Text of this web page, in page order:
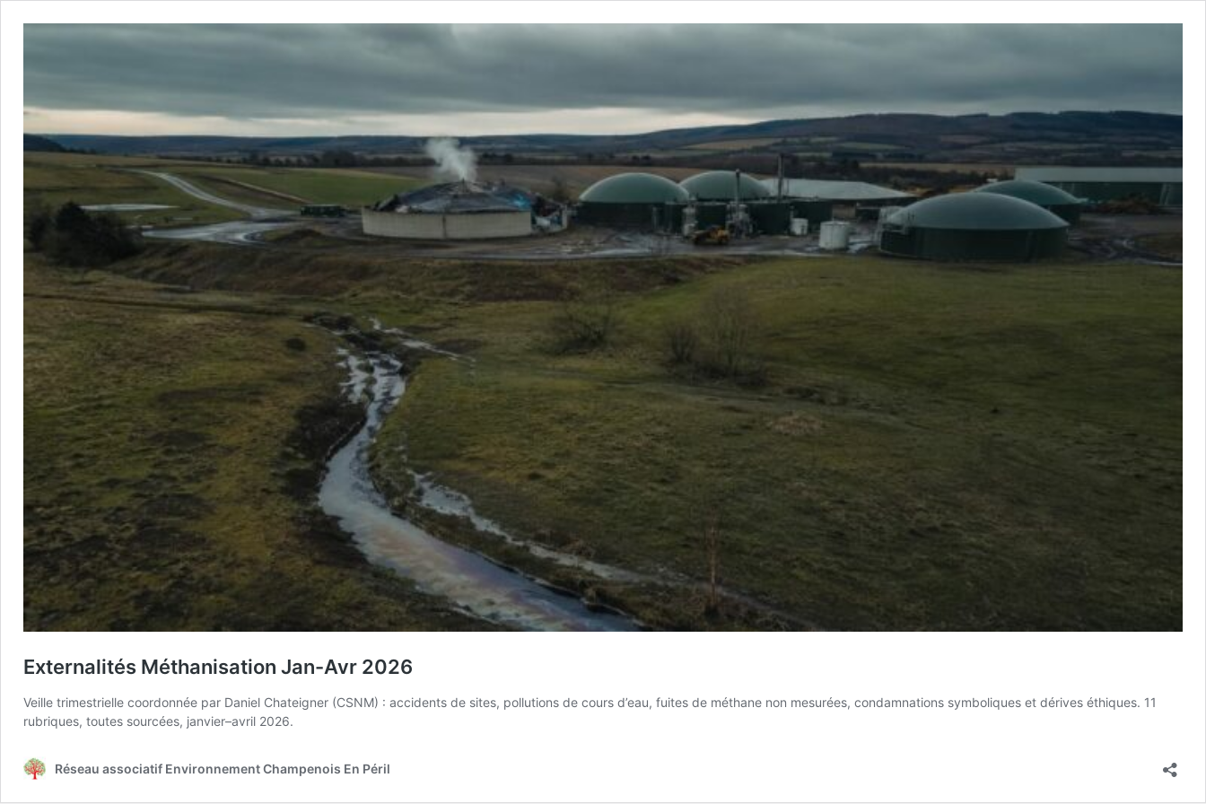
Externalités Méthanisation Jan-Avr 2026
Veille trimestrielle coordonnée par Daniel Chateigner (CSNM) : accidents de sites, pollutions de cours d’eau, fuites de méthane non mesurées, condamnations symboliques et dérives éthiques. 11
rubriques, toutes sourcées, janvier–avril 2026.
Réseau associatif Environnement Champenois En Péril